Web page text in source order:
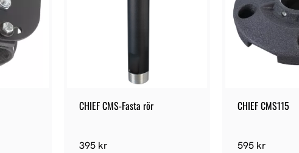
CHIEF CMS-Fasta rör
395kr
CHIEF CMS115
595 kr